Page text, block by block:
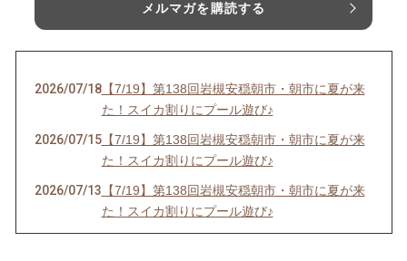
メルマガを購読する
2026/07/18【7/19】第138回岩槻安穏朝市・朝市に夏が来
た！スイカ割りにプール遊び♪
2026/07/15【7/19】第138回岩槻安穏朝市・朝市に夏が来
た！スイカ割りにプール遊び♪
2026/07/13 【7/19】第138回岩槻安穏朝市・朝市に夏が来
た！スイカ割りにプール遊び♪